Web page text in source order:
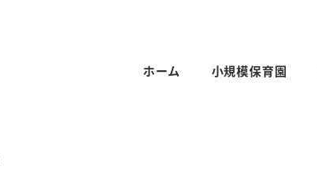
ホーム 小規模保育園